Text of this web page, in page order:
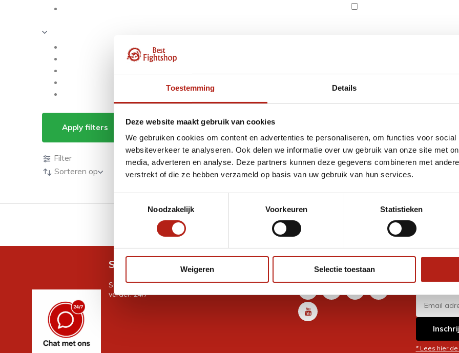
Toestemming Details
Deze website maakt gebruik van cookies
We gebruiken cookies om content en advertenties te personaliseren, om functies voor
websiteverkeer te analyseren. Ook delen we informatie over uw gebruik van onze site met
media, adverteren en analyse. Deze partners kunnen deze gegevens combineren met
verstrekt of die ze hebben verzameld op basis van uw gebruik van hun services.
Noodzakelijk
Voorkeuren Statistieken
Weigeren Selectie toestaan
Apply filters Tai Chi pakken
Producten
Filter
Sorteren op
GRATIS verzending v.a €75 Eenvoudig ruilen of retour
Snel antwoord op je vraag?
Stel je vraag in de chat, en we helpen je graag
verder. 24/7
Volg ons
* Lees hier